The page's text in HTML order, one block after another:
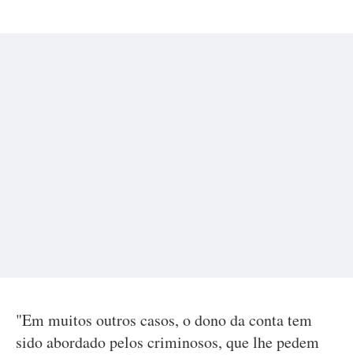
"Em muitos outros casos, o dono da conta tem
sido abordado pelos criminosos, que lhe pedem